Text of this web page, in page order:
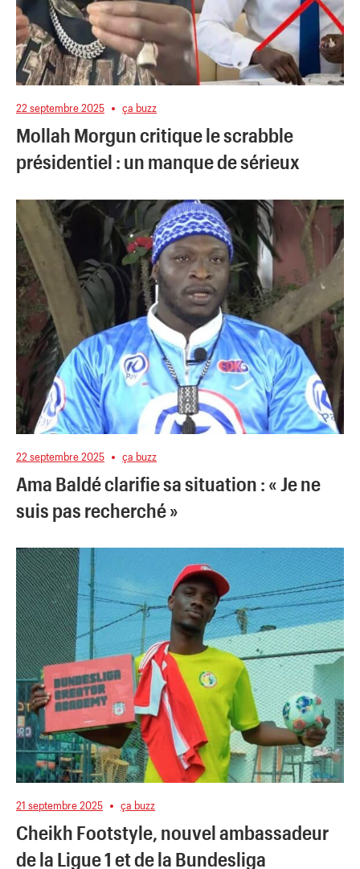
22 septembre 2025 ça buzz
Mollah Morgun critique le scrabble
présidentiel : un manque de sérieux
22 septembre 2025 ça buzz
Ama Baldé clarifie sa situation : « Je ne
suis pas recherché »
21 septembre 2025 ça buzz
Cheikh Footstyle, nouvel ambassadeur
de la Ligue 1 et de la Bundesliga